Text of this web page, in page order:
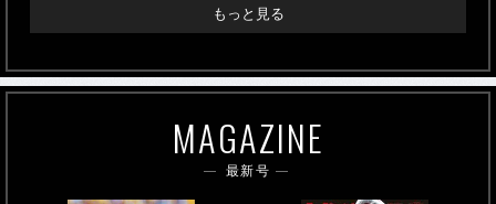
もっと見る
MAGAZINE
最新号